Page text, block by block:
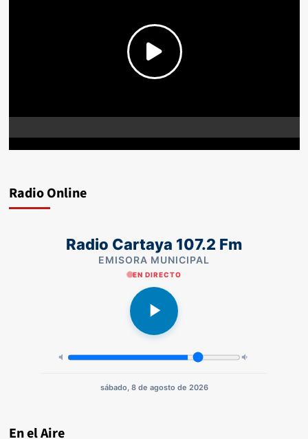
Radio Online
Radio Cartaya 107.2 Fm
EMISORA MUNICIPAL
EN DIRECTO
sábado, 8 de agosto de 2026
En el Aire